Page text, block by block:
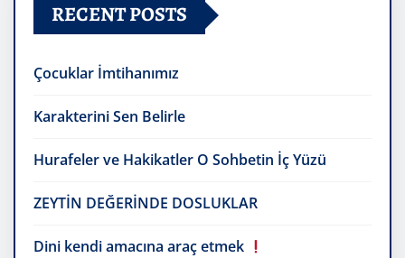
RECENT POSTS
Çocuklar İmtihanımız
Karakterini Sen Belirle
Hurafeler ve Hakikatler O Sohbetin İç Yüzü
ZEYTİN DEĞERİNDE DOSLUKLAR
Dini kendi amacına araç etmek